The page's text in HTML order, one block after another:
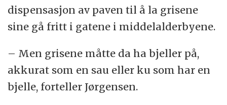
dispensasjon av paven til å la grisene
sine gå fritt i gatene i middelalderbyene.
– Men grisene måtte da ha bjeller på,
akkurat som en sau eller ku som har en
bjelle, forteller Jørgensen.